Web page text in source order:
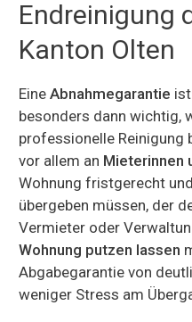
Endreinigung
Kanton Olten
Eine Abnahmegarantie
besonders dann wichtig,
professionelle Reinigung
vor allem an Mieterinnen
Wohnung fristgerecht
übergeben müssen, der
Vermieter oder
Wohnung putzen lassen
Abgabegarantie von
weniger Stress am